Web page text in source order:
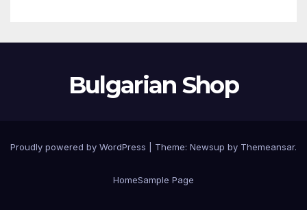
Bulgarian Shop
Proudly powered by WordPress Theme: Newsup by Themeansar.
HomeSample Page